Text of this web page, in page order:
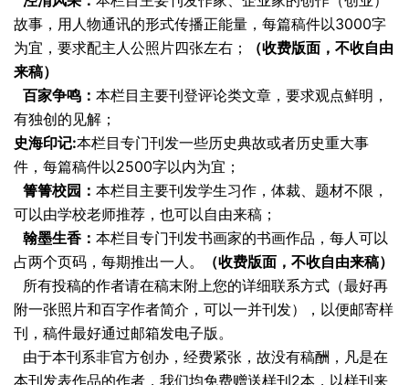
故事，用人物通讯的形式传播正能量，每篇稿件以3000字
为宜，要求配主人公照片四张左右；
（收费版面，不收自由
来稿）
百家争鸣： 本栏目主要刊登评论类文章，要求观点鲜明，
有独创的见解；
史海印记:本栏目专门刊发一些历史典故或者历史重大事
件，每篇稿件以2500字以内为宜；
箐箐校园： 本栏目主要刊发学生习作，体裁、题材不限，
可以由学校老师推荐，也可以自由来稿；
翰墨生香： 本栏目专门刊发书画家的书画作品，每人可以
占两个页码，每期推出一人。
（收费版面，不收自由来稿）
所有投稿的作者请在稿末附上您的详细联系方式（最好再
附一张照片和百字作者简介，可以一并刊发），以便邮寄样
刊，稿件最好通过邮箱发电子版。
由于本刊系非官方创办，经费紧张，故没有稿酬，凡是在
本刊发表作品的作者，我们均免费赠送样刊2本，以样刊来